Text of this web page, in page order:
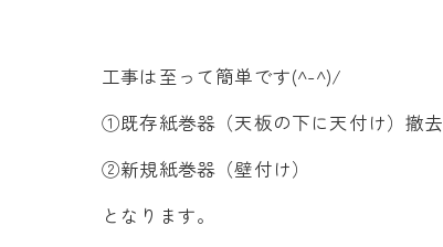
工事は至って簡単です(^-^)/
①既存紙巻器（天板の下に天付け）撤去
②新規紙巻器（壁付け）
となります。